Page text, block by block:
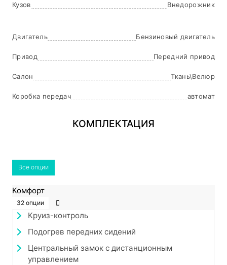
Кузов Внедорожник
Двигатель Бензиновый двигатель
Привод Передний привод
Салон Ткань\Велюр
Коробка передач автомат
КОМПЛЕКТАЦИЯ
Все опции
Комфорт
32 опции
Круиз-контроль
Подогрев передних сидений
Центральный замок с дистанционным
управлением